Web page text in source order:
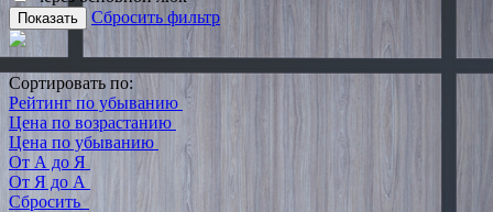
Показать Сбросить фильтр
Сортировать по:
Рейтинг по убыванию
Цена по возрастанию
Цена по убыванию
От А до Я
От Я до А
Сбросить